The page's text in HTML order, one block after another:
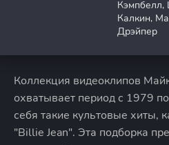
Калкин,
Дрэйпер
Коллекция видеоклипов
охватывает период с 1979
себя такие культовые хиты,
"Billie Jean". Эта подборка